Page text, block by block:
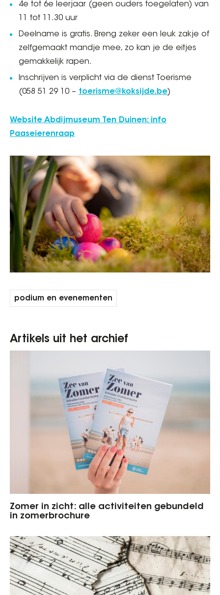
4e tot 6e leerjaar (geen ouders toegelaten) van
11 tot 11.30 uur
Deelname is gratis. Breng zeker een leuk zakje of
zelfgemaakt mandje mee, zo kan je de eitjes
gemakkelijk rapen.
Inschrijven is verplicht via de dienst Toerisme
(058 51 29 10 – toerisme@koksijde.be)
Website Abdijmuseum Ten Duinen: info
Paaseierenraap
podium en evenementen
Artikels uit het archief
Zomer in zicht: alle activiteiten gebundeld
in zomerbrochure